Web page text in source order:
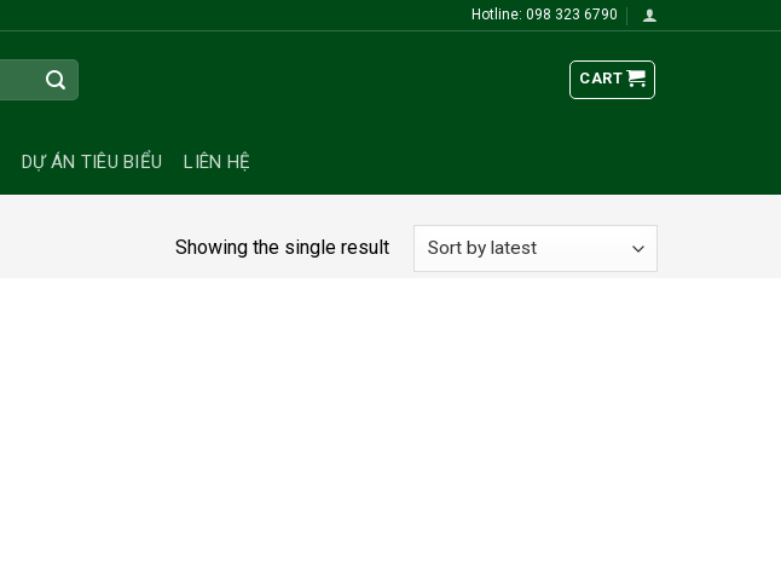
Hotline: 098 323 6790
CART
DỰ ÁN TIÊU BIỂU LIÊN HỆ
Showing the single result